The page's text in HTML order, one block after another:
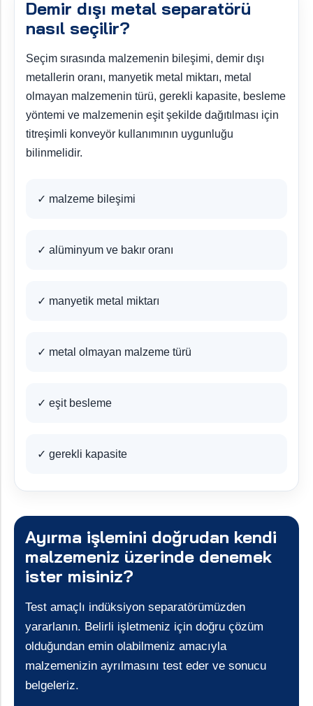
Demir dışı metal separatörü
nasıl seçilir?
Seçim sırasında malzemenin bileşimi, demir dışı
metallerin oranı, manyetik metal miktarı, metal
olmayan malzemenin türü, gerekli kapasite, besleme
yöntemi ve malzemenin eşit şekilde dağıtılması için
titreşimli konveyör kullanımının uygunluğu
bilinmelidir.
✓ malzeme bileşimi
✓ alüminyum ve bakır oranı
✓ manyetik metal miktarı
✓ metal olmayan malzeme türü
✓ eşit besleme
✓ gerekli kapasite
Ayırma işlemini doğrudan kendi
malzemeniz üzerinde denemek
ister misiniz?
Test amaçlı indüksiyon separatörümüzden
yararlanın. Belirli işletmeniz için doğru çözüm
olduğundan emin olabilmeniz amacıyla
malzemenizin ayrılmasını test eder ve sonucu
belgeleriz.